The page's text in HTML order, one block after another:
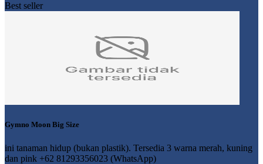
Best seller
Gymno Moon Big Size
ini tanaman hidup (bukan plastik). Tersedia 3 warna merah, kuning
dan pink +62 81293356023 (WhatsApp)